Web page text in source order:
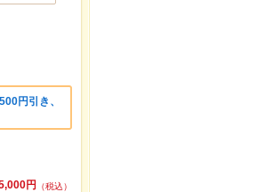
円引き、
円
（税込）